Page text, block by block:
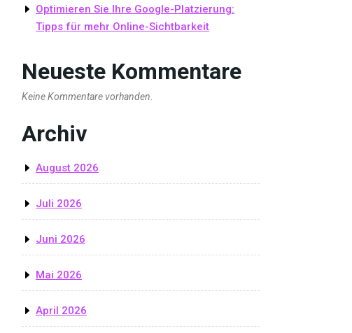
Optimieren Sie Ihre Google-Platzierung:
Tipps für mehr Online-Sichtbarkeit
Neueste Kommentare
Keine Kommentare vorhanden.
Archiv
August 2026
Juli 2026
Juni 2026
Mai 2026
April 2026